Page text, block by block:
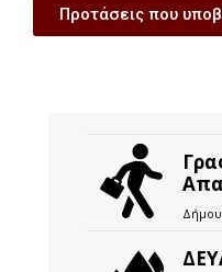
Προτάσεις που